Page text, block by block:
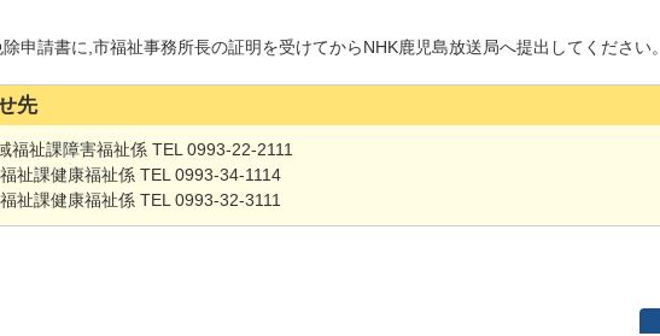
申請書に,市福祉事務所長の証明を受けてからNHK鹿児島放送局へ提出してください。
先
福祉課障害福祉係 TEL 0993-22-2111
祉課健康福祉係 TEL 0993-34-1114
祉課健康福祉係 TEL 0993-32-3111